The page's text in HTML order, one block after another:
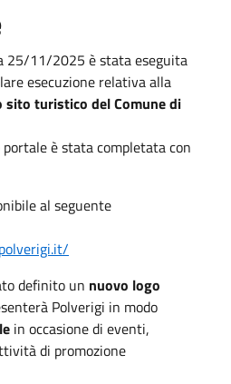
25/11/2025 è stata eseguita
esecuzione relativa alla
sito turistico del Comune di
è stata completata con
al seguente
definito un nuovo logo
Polverigi in modo
in occasione di eventi,
di promozione